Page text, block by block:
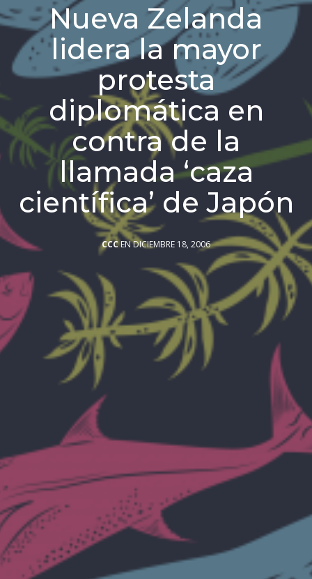
Nueva Zelanda
lidera la mayor
protesta
diplomática en
contra de la
llamada ‘caza
científica’ de Japón
CCCEN DICIEMBRE 18, 2006